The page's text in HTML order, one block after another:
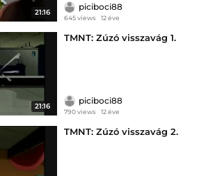
21:16
piciboci88
645 views 12 éve
21:16
TMNT: Zúzó visszavág 1.
piciboci88
790 views 12 éve
TMNT: Zúzó visszavág 2.